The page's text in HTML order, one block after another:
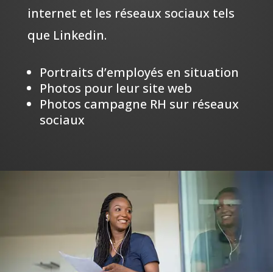
internet et les réseaux sociaux tels
que Linkedin.
Portraits d’employés en situation
Photos pour leur site web
Photos campagne RH sur réseaux
sociaux